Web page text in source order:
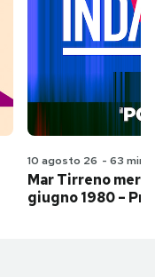
10 agosto 26 - 63 min
Mar Tirreno
giugno 1980 –